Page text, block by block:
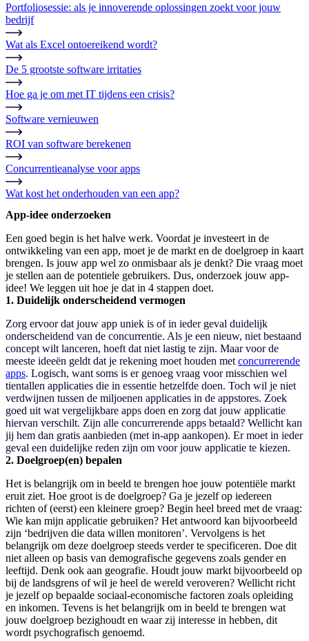
Portfoliosessie: als je innoverende oplossingen zoekt voor jouw
bedrijf
Wat als Excel ontoereikend wordt?
De 5 grootste software irritaties
Hoe ga je om met IT tijdens een crisis?
Software vernieuwen
ROI van software berekenen
Concurrentieanalyse voor apps
Wat kost het onderhouden van een app?
App-idee onderzoeken
Een goed begin is het halve werk. Voordat je investeert in de
ontwikkeling van een app, moet je de markt en de doelgroep in kaart
brengen. Is jouw app wel zo onmisbaar als je denkt? Die vraag moet
je stellen aan de potentiele gebruikers. Dus, onderzoek jouw app-
idee! We leggen uit hoe je dat in 4 stappen doet.
1. Duidelijk onderscheidend vermogen
Zorg ervoor dat jouw app uniek is of in ieder geval duidelijk
onderscheidend van de concurrentie. Als je een nieuw, niet bestaand
concept wilt lanceren, hoeft dat niet lastig te zijn. Maar voor de
meeste ideeën geldt dat je rekening moet houden met concurrerende
apps. Logisch, want soms is er genoeg vraag voor misschien wel
tientallen applicaties die in essentie hetzelfde doen. Toch wil je niet
verdwijnen tussen de miljoenen applicaties in de appstores. Zoek
goed uit wat vergelijkbare apps doen en zorg dat jouw applicatie
hiervan verschilt. Zijn alle concurrerende apps betaald? Wellicht kan
jij hem dan gratis aanbieden (met in-app aankopen). Er moet in ieder
geval een duidelijke reden zijn om voor jouw applicatie te kiezen.
2. Doelgroep(en) bepalen
Het is belangrijk om in beeld te brengen hoe jouw potentiële markt
eruit ziet. Hoe groot is de doelgroep? Ga je jezelf op iedereen
richten of (eerst) een kleinere groep? Begin heel breed met de vraag:
Wie kan mijn applicatie gebruiken? Het antwoord kan bijvoorbeeld
zijn ‘bedrijven die data willen monitoren’. Vervolgens is het
belangrijk om deze doelgroep steeds verder te specificeren. Doe dit
niet alleen op basis van demografische gegevens zoals gender en
leeftijd. Denk ook aan geografie. Houdt jouw markt bijvoorbeeld op
bij de landsgrens of wil je heel de wereld veroveren? Wellicht richt
je jezelf op bepaalde sociaal-economische factoren zoals opleiding
en inkomen. Tevens is het belangrijk om in beeld te brengen wat
jouw doelgroep bezighoudt en waar zij interesse in hebben, dit
wordt psychografisch genoemd.